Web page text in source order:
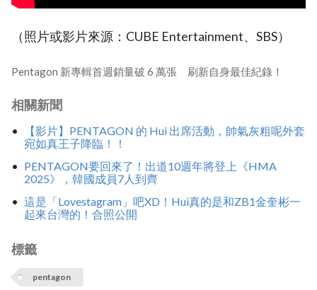
（照片或影片來源：CUBE Entertainment、SBS）
Pentagon 新專輯首週銷量破 6 萬張 刷新自身最佳紀錄！
相關新聞
【影片】PENTAGON 的 Hui 出席活動，帥氣灰粗呢外套
宛如真王子降臨！！
PENTAGON要回來了！出道10週年將登上《HMA
2025》，韓國成員7人到齊
這是「Lovestagram」吧XD！Hui真的是和ZB1金奎彬一
起來台灣的！合照公開
標籤
pentagon